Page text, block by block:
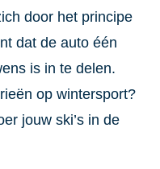
door het principe
dat de auto één
is in te delen.
op wintersport?
jouw ski’s in de